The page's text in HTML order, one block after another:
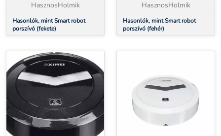
HasznosHolmik
Hasonlók, mint Smart robot
porszívó (fekete)
HasznosHolmik
Hasonlók, mint Smart robot
porszívó (fehér)